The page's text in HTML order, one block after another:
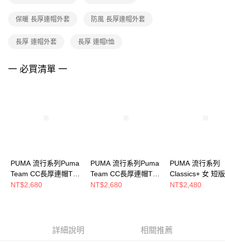
３．未成年的使用者請事先徵得法定代理人或監護人之同意方可使用
任。
請求用戶進行身份認證。
５．嚴禁一人註冊多個帳號或使用他人資訊註冊。若發現惡意使用之情形，
保暖 長厚連帽外套 防風 長厚連帽外套
長厚 連帽外套 長厚 連帽t恤
一 必買清單 一
PUMA 流行系列Puma
Team CC長厚連帽T恤
(M) 男 連帽上衣
NT$2,680
PUMA 流行系列Puma
Team CC長厚連帽T恤
(M) 男 連帽上衣
NT$2,680
PUMA 流行系列
Classics+ 女 短
連帽T恤
NT$2,480
詳細說明 相關推薦